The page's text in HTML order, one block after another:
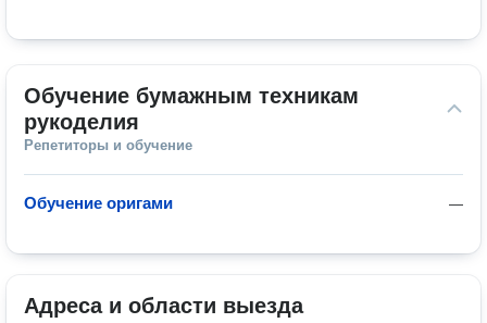
Обучение бумажным техникам
рукоделия
Репетиторы и обучение
—
Обучение оригами
Адреса и области выезда